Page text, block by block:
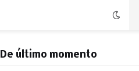
De último momento